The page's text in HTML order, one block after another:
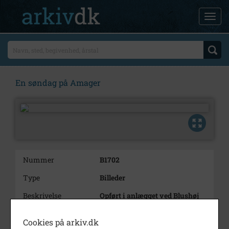
En søndag på Amager
Nummer
B1702
Type
Billeder
Beskrivelse
Opført i anlægget ved Blushøj
Cookies på arkiv.dk